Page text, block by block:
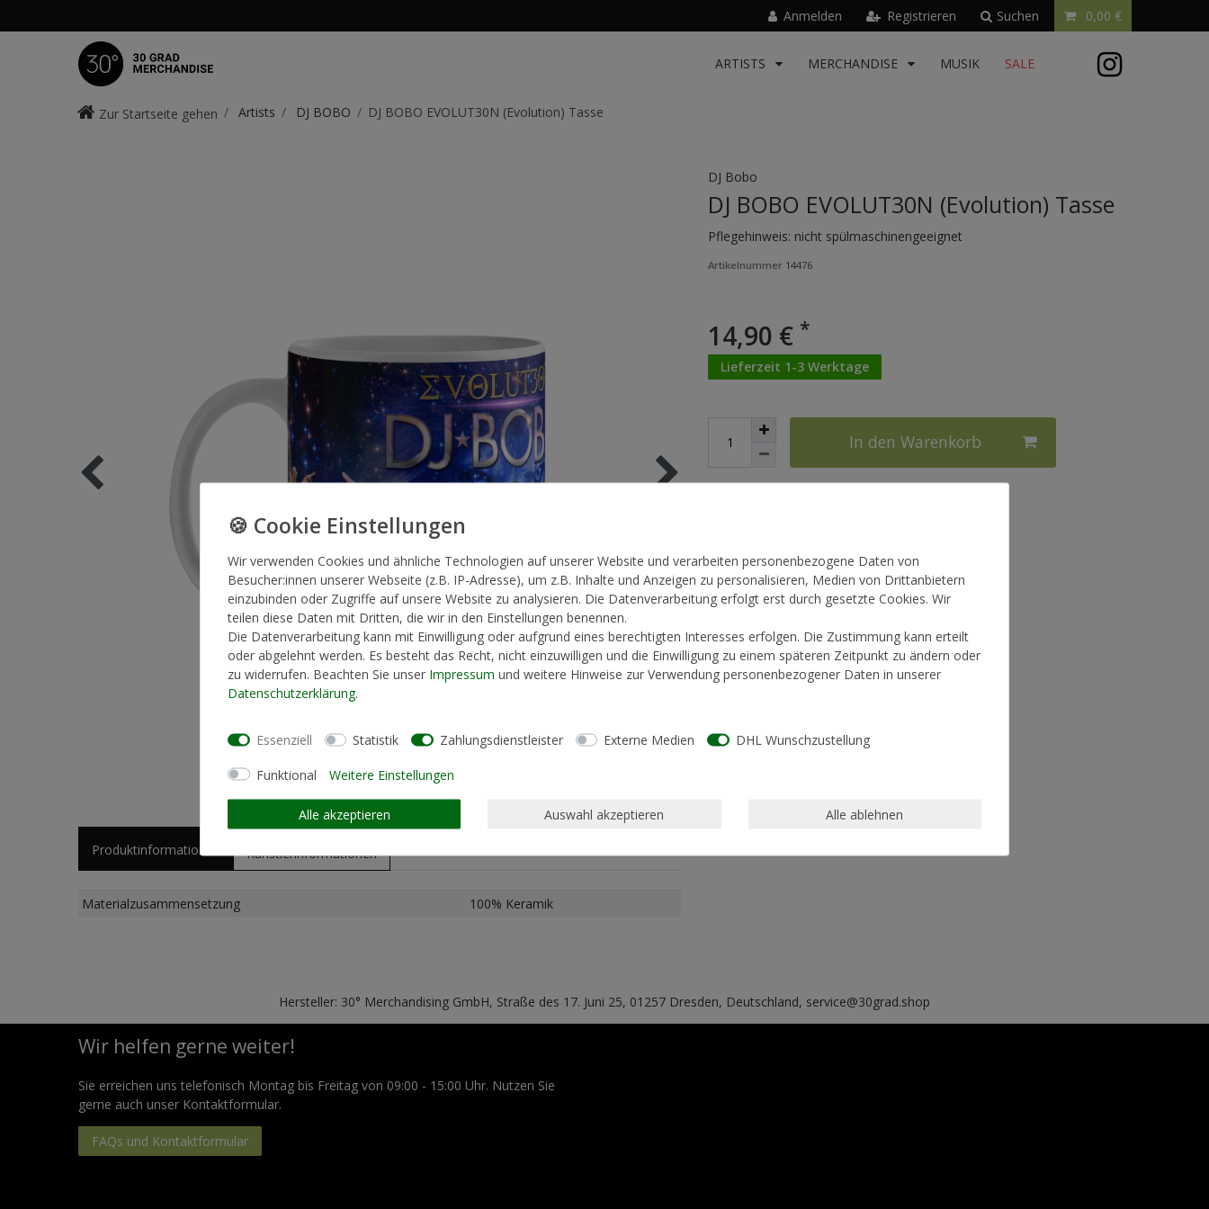
Anmelden Registrieren Suchen 0,00 €
ARTISTS MERCHANDISE MUSIK SALE
Zur Startseite gehen Artists DJ BOBO DJ BOBO EVOLUT30N (Evolution) Tasse
DJ Bobo
DJ BOBO EVOLUT30N (Evolution) Tasse
Pflegehinweis: nicht spülmaschinengeeignet
Artikelnummer 14476
14,90 € *
Lieferzeit 1-3 Werktage
In den Warenkorb
Produktinformationen Künstlerinformationen
Materialzusammensetzung 100% Keramik
Hersteller: 30° Merchandising GmbH, Straße des 17. Juni 25, 01257 Dresden, Deutschland, service@30grad.shop
Wir helfen gerne weiter!
Sie erreichen uns telefonisch Montag bis Freitag von 09:00 - 15:00 Uhr. Nutzen Sie
gerne auch unser Kontaktformular.
FAQs und Kontaktformular
Wir verwenden Cookies und ähnliche Technologien auf unserer Website und verarbeiten personenbezogene Daten von
Besucher:innen unserer Webseite (z.B. IP-Adresse), um z.B. Inhalte und Anzeigen zu personalisieren, Medien von Drittanbietern
einzubinden oder Zugriffe auf unsere Website zu analysieren. Die Datenverarbeitung erfolgt erst durch gesetzte Cookies. Wir
teilen diese Daten mit Dritten, die wir in den Einstellungen benennen.
Die Datenverarbeitung kann mit Einwilligung oder aufgrund eines berechtigten Interesses erfolgen. Die Zustimmung kann erteilt
oder abgelehnt werden. Es besteht das Recht, nicht einzuwilligen und die Einwilligung zu einem späteren Zeitpunkt zu ändern oder
zu widerrufen. Beachten Sie unser Impressum und weitere Hinweise zur Verwendung personenbezogener Daten in unserer
Daten­schutz­erklärung.
Essenziell Statistik Zahlungsdienstleister Externe Medien DHL Wunschzustellung
Funktional Weitere Einstellungen
Alle akzeptieren Auswahl akzeptieren Alle ablehnen